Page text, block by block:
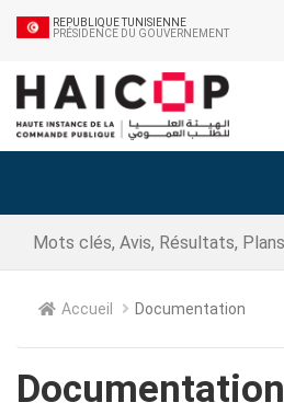
REPUBLIQUE TUNISIENNE
PRÉSIDENCE DU GOUVERNEMENT
Accueil Documentation
Documentation